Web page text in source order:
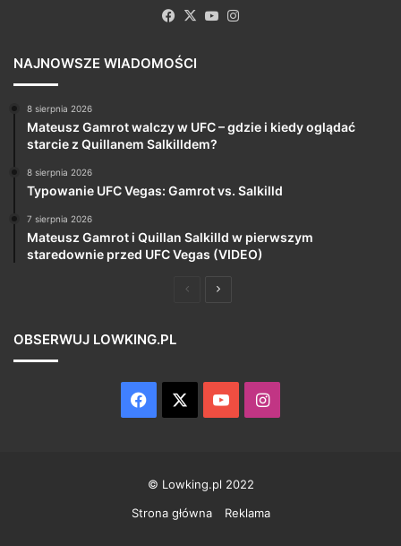
Facebook
X YouTube
NAJNOWSZE WIADOMOŚCI
8 sierpnia 2026
Mateusz Gamrot walczy w UFC – gdzie i kiedy oglądać
starcie z Quillanem Salkilldem?
8 sierpnia 2026
Typowanie UFC Vegas: Gamrot vs. Salkilld
7 sierpnia 2026
Mateusz Gamrot i Quillan Salkilld w pierwszym
staredownie przed UFC Vegas (VIDEO)
PoprzedniaNastępna
OBSERWUJ LOWKING.PL
Facebook YouTubeInstagram
© Lowking.pl 2022
Strona główna
Reklama